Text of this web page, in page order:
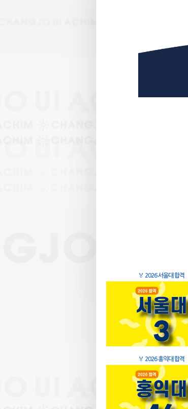
🏅 2026 서울대 합격
🏅 2026 홍익대 합격